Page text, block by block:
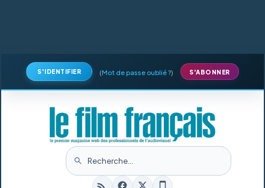
S'IDENTIFIER (Mot de passe oublié ?) S'ABONNER